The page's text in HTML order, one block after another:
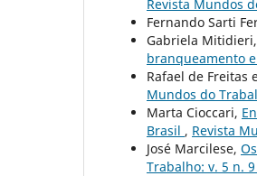
Revista Mundos
Fernando Sarti
Gabriela Mitidieri,
branqueamento
Rafael de Freitas
Mundos do
Marta Cioccari,
Brasil , Revista
José Marcilese,
Trabalho: v. 5 n.